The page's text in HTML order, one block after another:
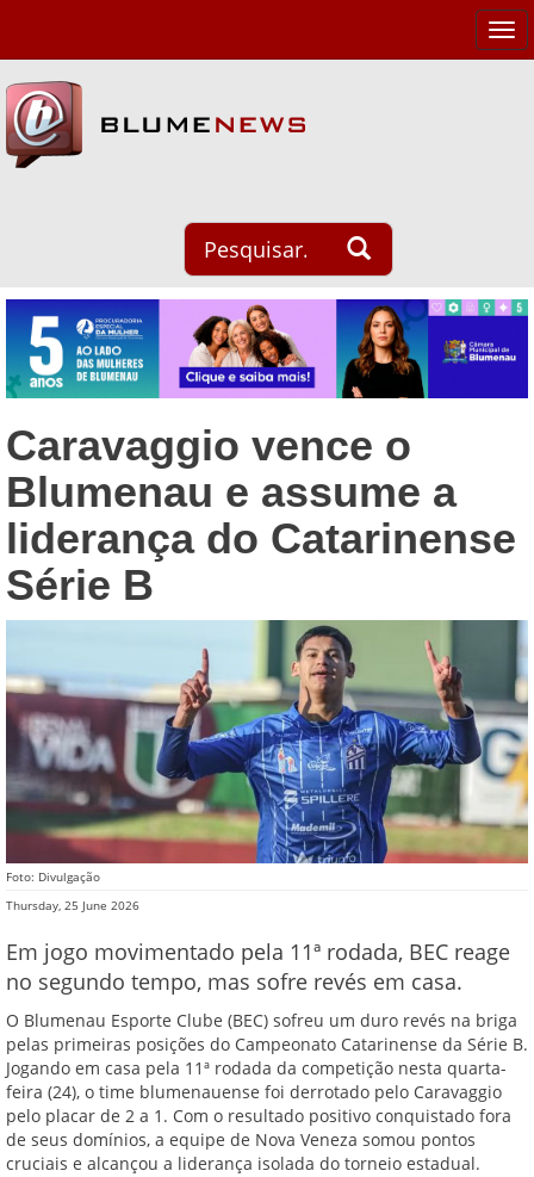
Caravaggio vence o
Blumenau e assume a
liderança do Catarinense
Série B
Foto: Divulgação
Thursday, 25 June 2026
Em jogo movimentado pela 11ª rodada, BEC reage
no segundo tempo, mas sofre revés em casa.
O Blumenau Esporte Clube (BEC) sofreu um duro revés na briga
pelas primeiras posições do Campeonato Catarinense da Série B.
Jogando em casa pela 11ª rodada da competição nesta quarta-
feira (24), o time blumenauense foi derrotado pelo Caravaggio
pelo placar de 2 a 1. Com o resultado positivo conquistado fora
de seus domínios, a equipe de Nova Veneza somou pontos
cruciais e alcançou a liderança isolada do torneio estadual.